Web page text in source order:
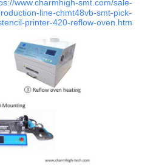
www.charmhigh-smt.com/sale-
line-chmt48vb-smt-pick-
printer-420-reflow-oven.htm